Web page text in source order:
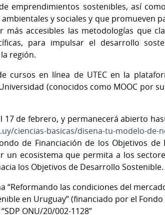
emprendimientos sostenibles, así
y sociales y que promueven
accesibles las metodologías que
para impulsar el desarrollo
región.
cursos en línea de UTEC en la
(conocidos como MOOC por
de febrero, y permanecerá abierto
ciencias-basicas/disena-tu-modelo-de-
de Financiación de los Objetivos de
un ecosistema que permita a los
los Objetivos de Desarrollo Sostenible.
“Reformando las condiciones del
en Uruguay” (financiado por el Fondo
ONU/20/002-1128”